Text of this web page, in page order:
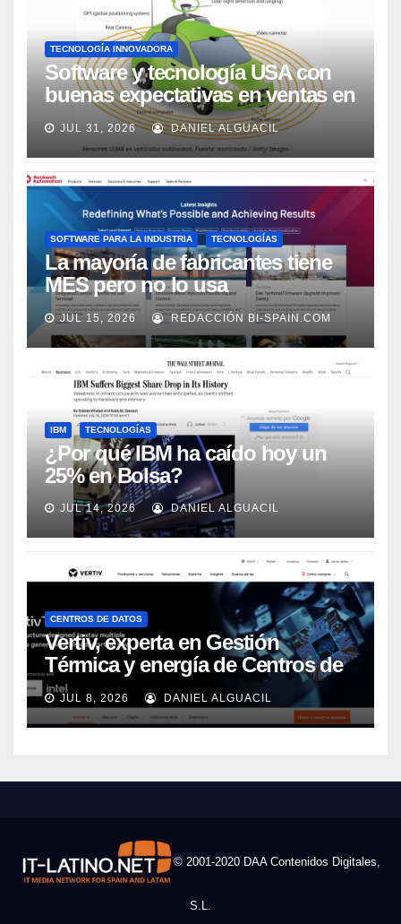
TECNOLOGÍA INNOVADORA
Software y tecnología USA con
buenas expectativas en ventas en
los próximos 2 años, según
Market Watch
JUL 31, 2026 DANIEL ALGUACIL
SOFTWARE PARA LA INDUSTRIA TECNOLOGÍAS
La mayoría de fabricantes tiene
MES pero no lo usa
adecuadamente, según Rockwell
Automation
JUL 15, 2026 REDACCIÓN BI-SPAIN.COM
IBM TECNOLOGÍAS
¿Por qué IBM ha caído hoy un
25% en Bolsa?
JUL 14, 2026 DANIEL ALGUACIL
CENTROS DE DATOS
Vertiv, experta en Gestión
Térmica y energía de Centros de
Datos, sigue su crecimiento
imparable
JUL 8, 2026 DANIEL ALGUACIL
© 2001-2020 DAA Contenidos Digitales,
S.L.